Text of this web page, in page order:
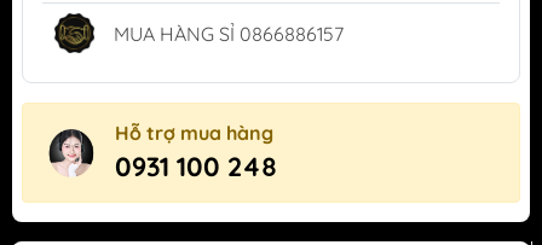
MUA HÀNG SỈ 0866886157
Hỗ trợ mua hàng
0931 100 248